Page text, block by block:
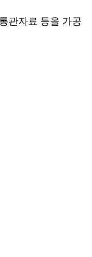
관자료 등을 가공